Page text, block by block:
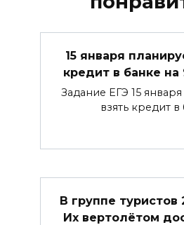
15 января
кредит в банке на
Задание ЕГЭ 15
взять кредит в
В группе туристов
Их вертолётом